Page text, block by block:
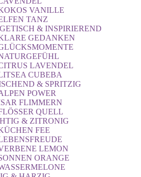
VANILLE
TANZ
& INSPIRIEREND
GEDANKEN
LAVENDEL
CUBEBA
& SPRITZIG
POWER
FLIMMERN
QUELL
& ZITRONIG
FEE
LEMON
ORANGE